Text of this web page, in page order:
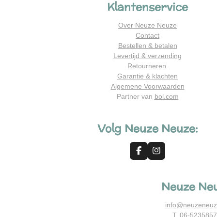
Klantenservice
Over Neuze Neuze
Contact
Bestellen & betalen
Levertijd & verzending
Retourneren
Garantie & klachten
Algemene Voorwaarden
Partner van bol.com
Volg Neuze Neuze:
F
a
I
n
Neuze
T. 06-